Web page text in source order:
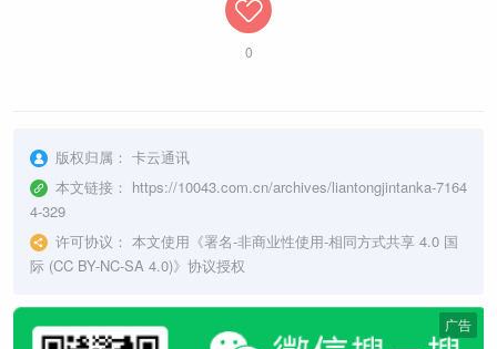
0
版权归属： 卡云通讯
本文链接： https://10043.com.cn/archives/liantongjintanka-7164
4-329
许可协议： 本文使用《署名-非商业性使用-相同方式共享 4.0 国
际 (CC BY-NC-SA 4.0)》协议授权
广告